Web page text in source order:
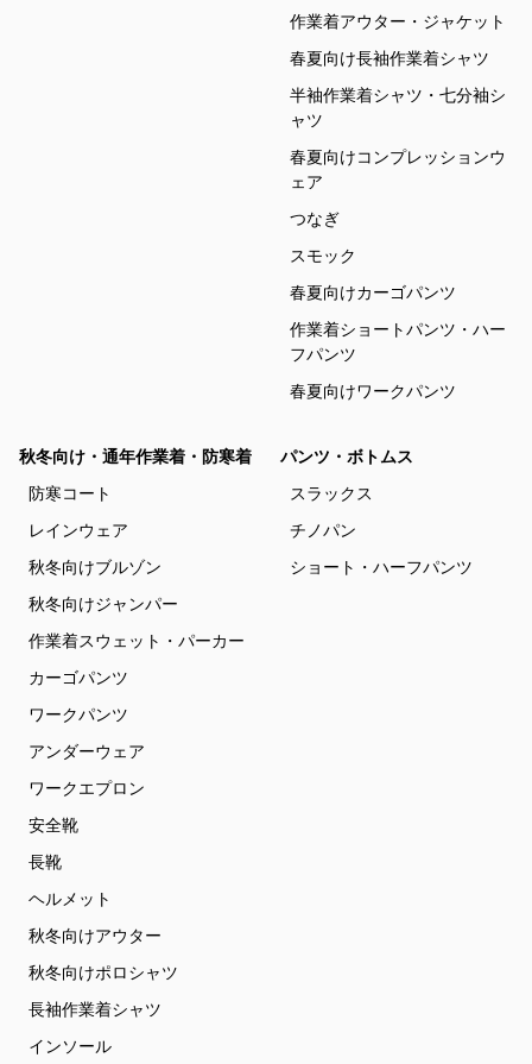
作業着アウター・ジャケット
春夏向け長袖作業着シャツ
半袖作業着シャツ・七分袖シ
ャツ
春夏向けコンプレッションウ
ェア
つなぎ
スモック
春夏向けカーゴパンツ
作業着ショートパンツ・ハー
フパンツ
春夏向けワークパンツ
秋冬向け・通年作業着・防寒着
防寒コート
レインウェア
秋冬向けブルゾン
秋冬向けジャンパー
作業着スウェット・パーカー
カーゴパンツ
ワークパンツ
アンダーウェア
ワークエプロン
安全靴
長靴
ヘルメット
秋冬向けアウター
秋冬向けポロシャツ
長袖作業着シャツ
インソール
パンツ・ボトムス
スラックス
チノパン
ショート・ハーフパンツ